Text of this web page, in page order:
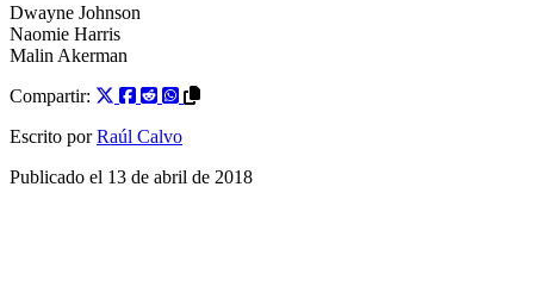
Dwayne Johnson
Naomie Harris
Malin Akerman
Compartir:
Escrito por Raúl Calvo
Publicado el 13 de abril de 2018